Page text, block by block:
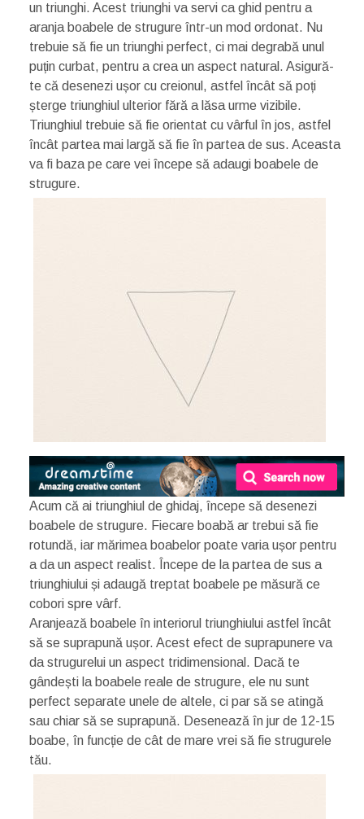
un triunghi. Acest triunghi va servi ca ghid pentru a
aranja boabele de strugure într-un mod ordonat. Nu
trebuie să fie un triunghi perfect, ci mai degrabă unul
puțin curbat, pentru a crea un aspect natural. Asigură-
te că desenezi ușor cu creionul, astfel încât să poți
șterge triunghiul ulterior fără a lăsa urme vizibile.
Triunghiul trebuie să fie orientat cu vârful în jos, astfel
încât partea mai largă să fie în partea de sus. Aceasta
va fi baza pe care vei începe să adaugi boabele de
strugure.
Acum că ai triunghiul de ghidaj, începe să desenezi
boabele de strugure. Fiecare boabă ar trebui să fie
rotundă, iar mărimea boabelor poate varia ușor pentru
a da un aspect realist. Începe de la partea de sus a
triunghiului și adaugă treptat boabele pe măsură ce
cobori spre vârf.
Aranjează boabele în interiorul triunghiului astfel încât
să se suprapună ușor. Acest efect de suprapunere va
da strugurelui un aspect tridimensional. Dacă te
gândești la boabele reale de strugure, ele nu sunt
perfect separate unele de altele, ci par să se atingă
sau chiar să se suprapună. Desenează în jur de 12-15
boabe, în funcție de cât de mare vrei să fie strugurele
tău.